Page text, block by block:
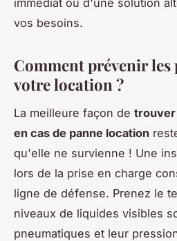
immédiat ou d'une solution
vos besoins.
Comment prévenir les
votre location ?
La meilleure façon de trouver
en cas de panne location
qu'elle ne survienne ! Une
lors de la prise en charge
ligne de défense. Prenez le
niveaux de liquides visibles
pneumatiques et leur